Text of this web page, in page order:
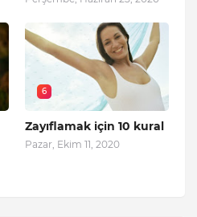
6
Zayıflamak için 10 kural
Pazar, Ekim 11, 2020